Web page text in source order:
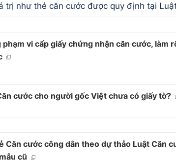
trị như thẻ căn cước được quy định tại
vi cấp giấy chứng nhận căn cước, làm
cước cho người gốc Việt chưa có giấy tờ?
Căn cước công dân theo dự thảo Luật Căn
cũ